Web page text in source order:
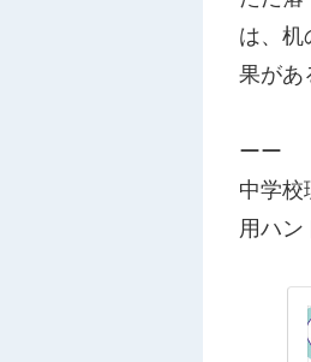
は、机
果があ
ーー
中学
用ハン